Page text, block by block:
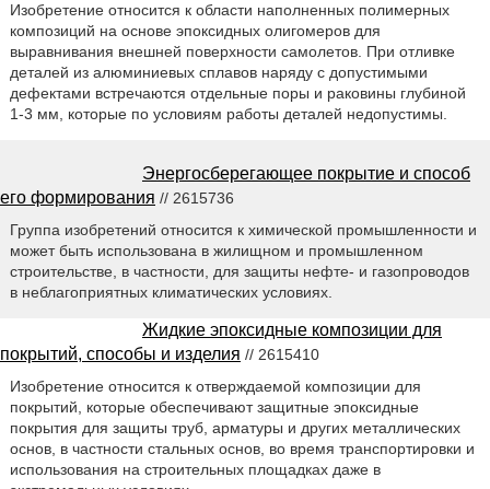
Изобретение относится к области наполненных полимерных
композиций на основе эпоксидных олигомеров для
выравнивания внешней поверхности самолетов. При отливке
деталей из алюминиевых сплавов наряду с допустимыми
дефектами встречаются отдельные поры и раковины глубиной
1-3 мм, которые по условиям работы деталей недопустимы.
Энергосберегающее покрытие и способ
его формирования // 2615736
Группа изобретений относится к химической промышленности и
может быть использована в жилищном и промышленном
строительстве, в частности, для защиты нефте- и газопроводов
в неблагоприятных климатических условиях.
Жидкие эпоксидные композиции для
покрытий, способы и изделия // 2615410
Изобретение относится к отверждаемой композиции для
покрытий, которые обеспечивают защитные эпоксидные
покрытия для защиты труб, арматуры и других металлических
основ, в частности стальных основ, во время транспортировки и
использования на строительных площадках даже в